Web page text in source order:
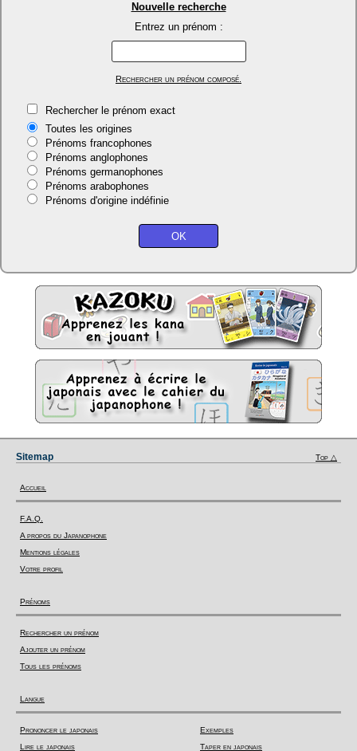
Nouvelle recherche
Entrez un prénom :
Rechercher un prénom composé.
Rechercher le prénom exact
Toutes les origines
Prénoms francophones
Prénoms anglophones
Prénoms germanophones
Prénoms arabophones
Prénoms d'origine indéfinie
Sitemap Top △
Accueil
F.A.Q.
A propos du Japanophone
Mentions légales
Votre profil
Prénoms
Rechercher un prénom
Ajouter un prénom
Tous les prénoms
Langue
Prononcer le japonais
Lire le japonais
Exemples
Taper en japonais